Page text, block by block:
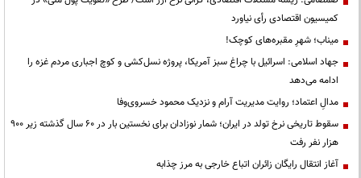
کمیسیون اقتصادی رأی نیاورد
میناب؛ شهرِ مقبره‌های کوچک!
جهاد اسلامی: اسرائیل با چراغ سبز آمریکا، پروژه نسل‌کشی و کوچ اجباری مردم غزه را
ادامه می‌دهد
مدالِ اعتماد؛ روایت مدیریت آرام و نزدیک محمود خسروی‌وفا
سقوط تاریخی نرخ تولد در ایران؛ شمار نوزادان برای نخستین بار در ۶۰ سال گذشته زیر ۹۰۰
هزار نفر رفت
آغاز انتقال رایگان زائران اتباع خارجی به مرز چذابه